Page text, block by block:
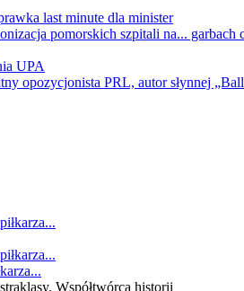
last minute dla minister
pomorskich szpitali na... garbach
UPA
opozycjonista PRL, autor słynnej
Współtwórca historii